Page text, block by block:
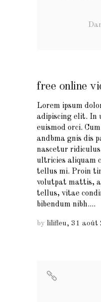
free online
Lorem ipsum
adipiscing elit. In
euismod orci.
andbma gnis dis
nascetur
ultricies aliquam
tellus mi. Proin
volutpat mattis,
tellus, vitae
bibendum nibh....
by lilifleu 31 août